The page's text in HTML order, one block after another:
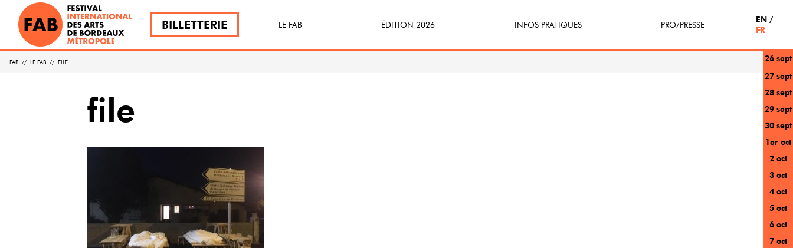
BILLETTERIE LE FAB ÉDITION 2026 INFOS PRATIQUES PRO/PRESSE
EN
FR
FAB // LE FAB // FILE
26 sept
27 sept
28 sept
29 sept
30 sept
1er oct
2 oct
3 oct
4 oct
5 oct
6 oct
7 oct
file